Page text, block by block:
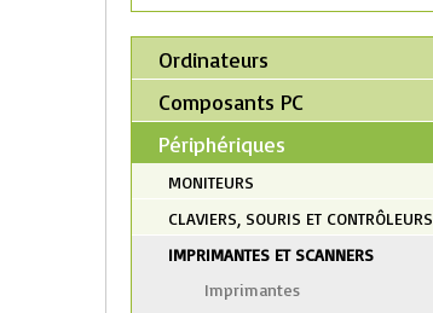
Ordinateurs
Composants PC
Périphériques
MONITEURS
CLAVIERS, SOURIS ET CONTRÔLEURS
IMPRIMANTES ET SCANNERS
Imprimantes